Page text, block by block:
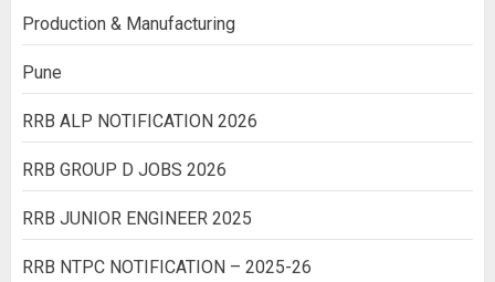
Production & Manufacturing
Pune
RRB ALP NOTIFICATION 2026
RRB GROUP D JOBS 2026
RRB JUNIOR ENGINEER 2025
RRB NTPC NOTIFICATION – 2025-26